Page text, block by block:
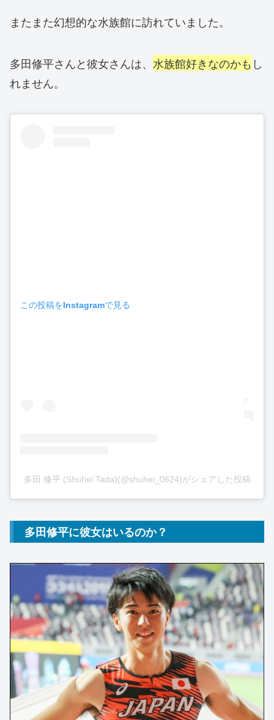
またまた幻想的な水族館に訪れていました。
多田修平さんと彼女さんは、 水族館好きなのかも し
れません。
この投稿をInstagramで見る
多田 修平 (Shuhei Tada)(@shuhei_0624)がシェアした投稿
多田修平に彼女はいるのか？